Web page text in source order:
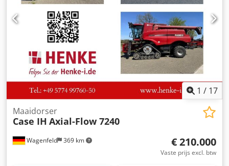
1 / 17
Wagenfeld 369 km
Maaidorser
Case IH Axial-Flow 7240
€ 210.000
Vaste prijs excl. btw